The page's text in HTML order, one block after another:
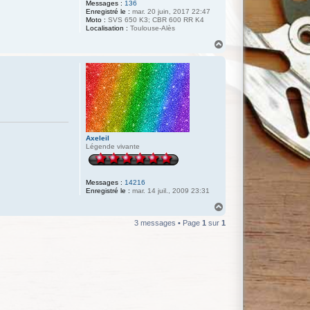
Messages : 136
Enregistré le : mar. 20 juin, 2017 22:47
Moto : SVS 650 K3; CBR 600 RR K4
Localisation : Toulouse-Alès
Axeleil
Légende vivante
Messages : 14216
Enregistré le : mar. 14 juil., 2009 23:31
u
3 messages • Page 1 sur 1